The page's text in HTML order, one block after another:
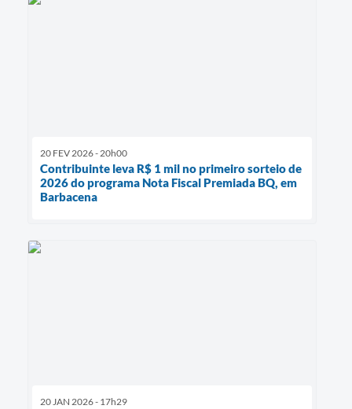
20 FEV 2026 - 20h00
Contribuinte leva R$ 1 mil no primeiro sorteio de
2026 do programa Nota Fiscal Premiada BQ, em
Barbacena
20 JAN 2026 - 17h29